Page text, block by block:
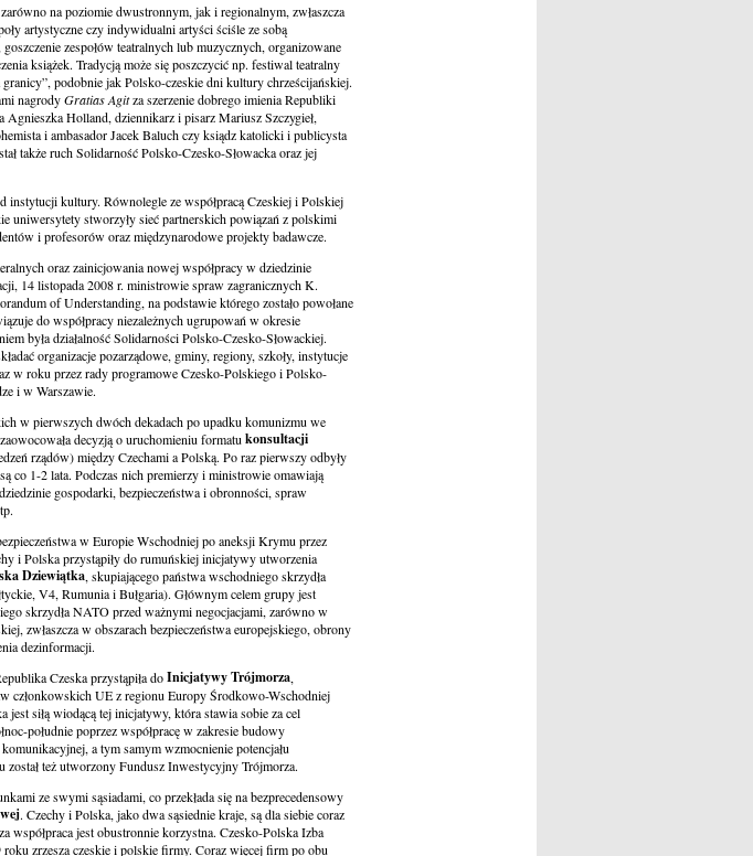
na poziomie dwustronnym, jak i regionalnym, zwłaszcza
artystyczne czy indywidualni artyści ściśle ze sobą
zespołów teatralnych lub muzycznych, organizowane
książek. Tradycją może się poszczycić np. festiwal teatralny
podobnie jak Polsko-czeskie dni kultury chrześcijańskiej.
nagrodyGratias Agitza szerzenie dobrego imienia Republiki
Agnieszka Holland, dziennikarz i pisarz Mariusz Szczygieł,
i ambasador Jacek Baluch czy ksiądz katolicki i publicysta
także ruch Solidarność Polsko-Czesko-Słowacka oraz jej
instytucji kultury. Równolegle ze współpracą Czeskiej i Polskiej
uniwersytety stworzyły sieć partnerskich powiązań z polskimi
i profesorów oraz międzynarodowe projekty badawcze.
oraz zainicjowania nowej współpracy w dziedzinie
14 listopada 2008 r. ministrowie spraw zagranicznych K.
of Understanding, na podstawie którego zostało powołane
do współpracy niezależnych ugrupowań w okresie
była działalność Solidarności Polsko-Czesko-Słowackiej.
organizacje pozarządowe, gminy, regiony, szkoły, instytucje
w roku przez rady programowe Czesko-Polskiego i Polsko-
i w Warszawie.
w pierwszych dwóch dekadach po upadku komunizmu we
decyzją o uruchomieniu formatu konsultacji
rządów) między Czechami a Polską. Po raz pierwszy odbyły
co 1-2 lata. Podczas nich premierzy i ministrowie omawiają
gospodarki, bezpieczeństwa i obronności, spraw
w Europie Wschodniej po aneksji Krymu przez
i Polska przystąpiły do ​​rumuńskiej inicjatywy utworzenia
Dziewiątka, skupiającego państwa wschodniego skrzydła
V4, Rumunia i Bułgaria). Głównym celem grupy jest
skrzydła NATO przed ważnymi negocjacjami, zarówno w
zwłaszcza w obszarach bezpieczeństwa europejskiego, obrony
dezinformacji.
Czeska przystąpiła do Inicjatywy Trójmorza,
członkowskich UE z regionu Europy Środkowo-Wschodniej
siłą wiodącą tej inicjatywy, która stawia sobie za cel
południe poprzez współpracę w zakresie budowy
a tym samym wzmocnienie potencjału
też utworzony Fundusz Inwestycyjny Trójmorza.
ze swymi sąsiadami, co przekłada się na bezprecedensowy
. Czechy i Polska, jako dwa sąsiednie kraje, są dla siebie coraz
współpraca jest obustronnie korzystna. Czesko-Polska Izba
zrzesza czeskie i polskie firmy. Coraz więcej firm po obu